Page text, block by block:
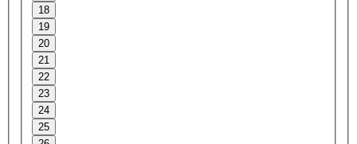
18
19
20
21
22
23
24
25